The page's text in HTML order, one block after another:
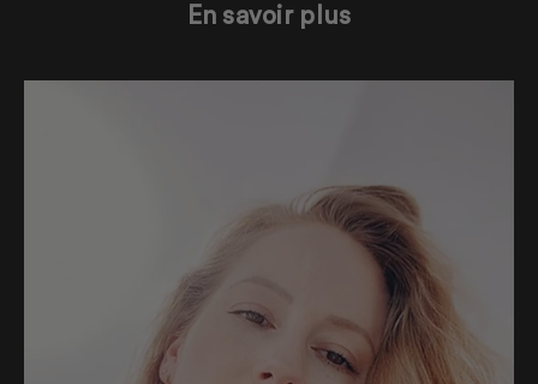
En savoir plus